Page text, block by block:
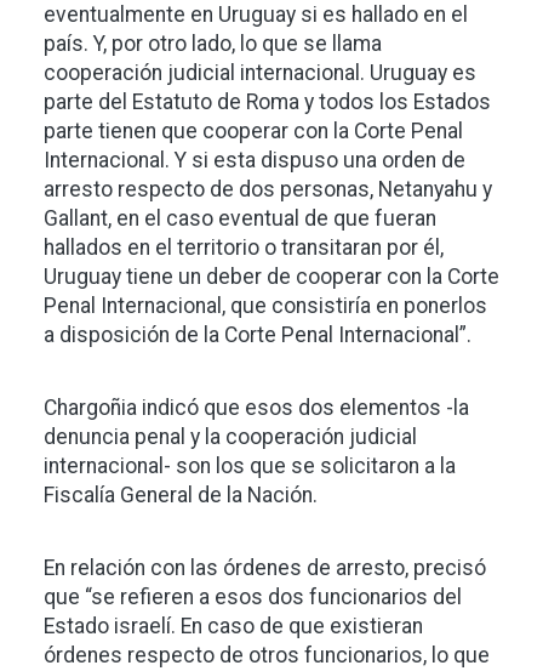
eventualmente en Uruguay si es hallado en el
país. Y, por otro lado, lo que se llama
cooperación judicial internacional. Uruguay es
parte del Estatuto de Roma y todos los Estados
parte tienen que cooperar con la Corte Penal
Internacional. Y si esta dispuso una orden de
arresto respecto de dos personas, Netanyahu y
Gallant, en el caso eventual de que fueran
hallados en el territorio o transitaran por él,
Uruguay tiene un deber de cooperar con la Corte
Penal Internacional, que consistiría en ponerlos
a disposición de la Corte Penal Internacional”.
Chargoñia indicó que esos dos elementos -la
denuncia penal y la cooperación judicial
internacional- son los que se solicitaron a la
Fiscalía General de la Nación.
En relación con las órdenes de arresto, precisó
que “se refieren a esos dos funcionarios del
Estado israelí. En caso de que existieran
órdenes respecto de otros funcionarios, lo que